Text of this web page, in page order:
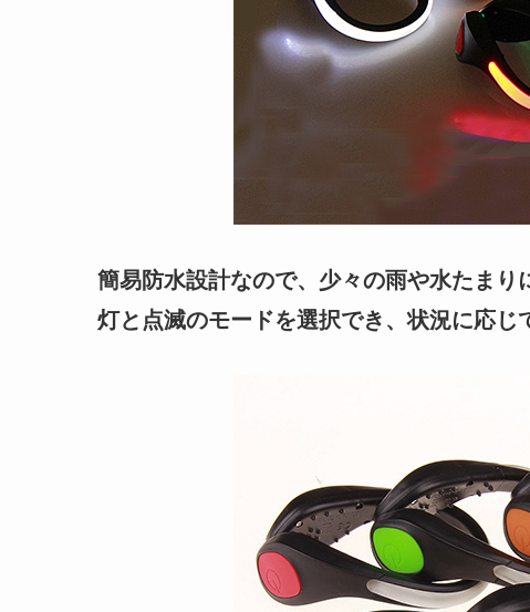
簡易防水設計なので、少々の雨や水たま
灯と点滅のモードを選択でき、状況に応じ